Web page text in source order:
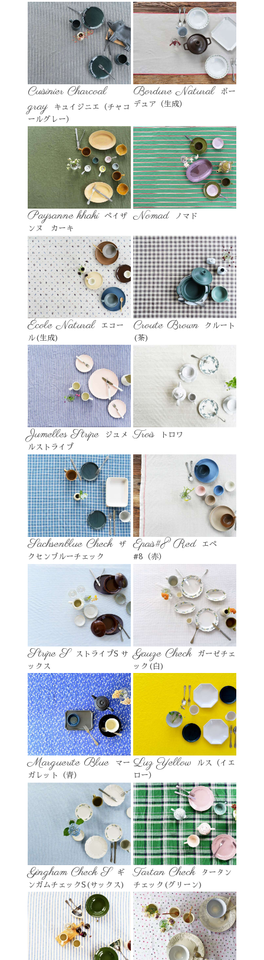
Cuisinier Charcoal
gray
キュイジニエ（チャコ
ールグレー）
Bordure Natural
ボー
デュア（生成）
Paysanne khaki
ペイザ
ンヌ カーキ
Nomad ノマド
École Natural
エコー
ル(生成)
Croute Brown
クルート
(茶)
Jumelles Stripe
ジュメ
ルストライプ
Trois トロワ
Sachsenblue Check
ザ
クセンブルーチェック
Epais#8 Red
エペ
#8（赤）
Stripe S
ストライプS サ
ックス
Gauze Check
ガーゼチェ
ック(白)
Marguerite Blue
マー
ガレット（青）
Luz Yellow
ルス（イエ
ロー）
Gingham Check S
ギ
ンガムチェックS(サックス)
Tartan Check
タータン
チェック(グリーン)